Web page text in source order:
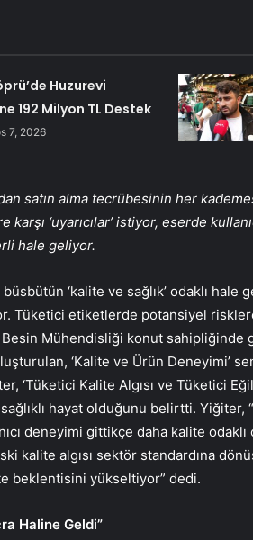
Huzurevi
192 Milyon TL Destek
7, 2026
satın alma tecrübesinin her
‘uyarıcılar’ istiyor, eserde
hale geliyor.
‘kalite ve sağlık’ odaklı hale
Tüketici etiketlerde potansiyel risklere
Mühendisliği konut sahipliğinde
‘Kalite ve Ürün Deneyimi’
‘Tüketici Kalite Algısı ve Tüketici
hayat olduğunu belirtti. Yiğiter,
deneyimi gittikçe daha kalite odaklı
kalite algısı sektör standardına
beklentisini yükseltiyor” dedi.
Haline Geldi”